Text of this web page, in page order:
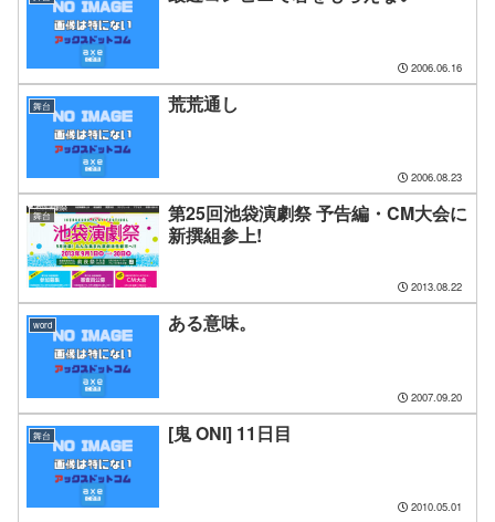
2006.06.16
舞台 荒荒通し
2006.08.23
舞台
第25回池袋演劇祭 予告編・CM大会に
新撰組参上!
2013.08.22
word ある意味。
2007.09.20
舞台 [鬼 ONI] 11日目
2010.05.01